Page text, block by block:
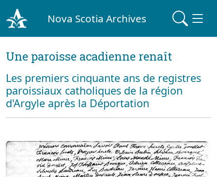
Nova Scotia Archives
Une paroisse acadienne renaît
Les premiers cinquante ans de registres
paroissiaux catholiques de la région
d'Argyle après la Déportation